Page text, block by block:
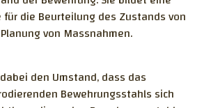
Beton
Tausalz-Widerstand
mit Permea-TORR
Prüfmethoden
die Beurteilung des Zustands von
von Massnahmen.
den Umstand, dass das
Bewehrungsstahls sich